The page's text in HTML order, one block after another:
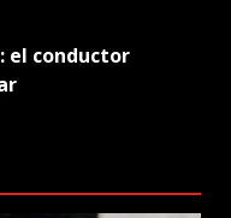
el conductor